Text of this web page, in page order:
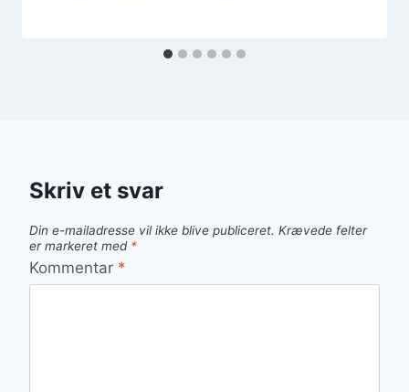
Skriv et svar
Din e-mailadresse vil ikke blive publiceret. Krævede felter
er markeret med *
Kommentar *